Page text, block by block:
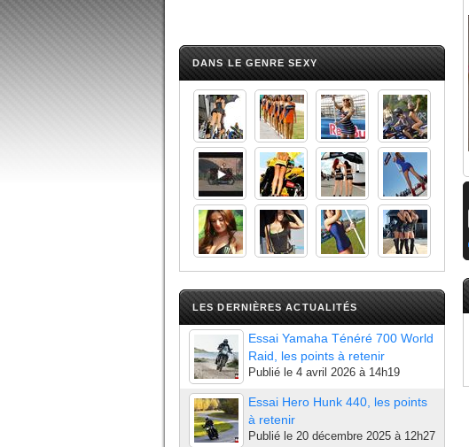
DANS LE GENRE SEXY
LES DERNIÈRES ACTUALITÉS
Essai Yamaha Ténéré 700 World
Raid, les points à retenir
Publié le 4 avril 2026 à 14h19
Essai Hero Hunk 440, les points
à retenir
Publié le 20 décembre 2025 à 12h27